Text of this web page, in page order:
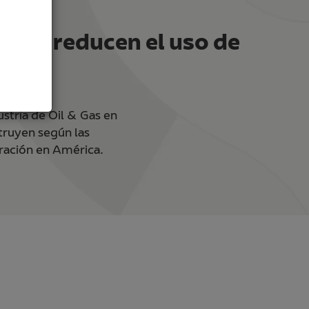
reducen el uso de
de Oil & Gas en
según las
en América.